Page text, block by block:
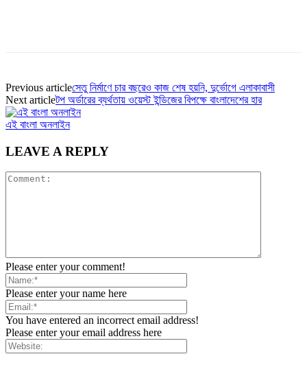
Previous articleসেতু নির্মাণে চার বছরেও কাজ শেষ হয়নি, দুর্ভোগে এলাকাবাসী
Next articleটপ অর্ডারের ব্যর্থতায় ওয়েস্ট ইন্ডিজের বিপক্ষে বাংলাদেশের হার
এই বাংলা অনলাইন
LEAVE A REPLY
Please enter your comment!
Please enter your name here
You have entered an incorrect email address!
Please enter your email address here